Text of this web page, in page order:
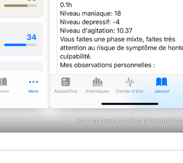
journal avec entrées pré-remplies